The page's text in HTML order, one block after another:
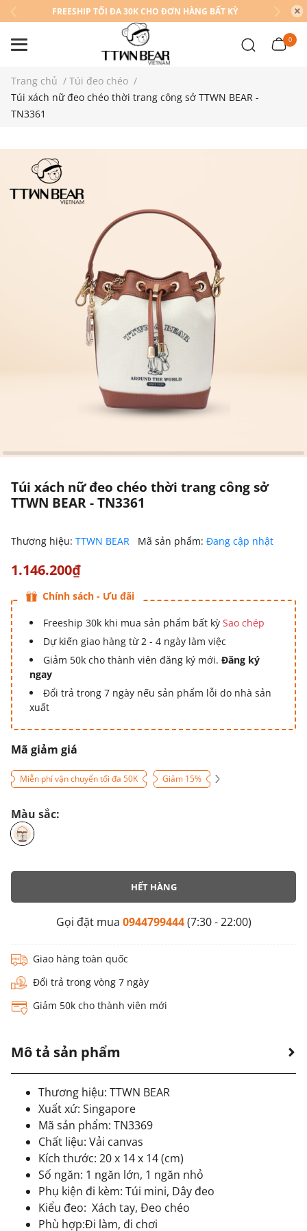
FREESHIP TỐI ĐA 30K CHO ĐƠN HÀNG BẤT KỲ
0
Trang chủ / Túi đeo chéo /
Túi xách nữ đeo chéo thời trang công sở TTWN BEAR -
TN3361
Túi xách nữ đeo chéo thời trang công sở
TTWN BEAR - TN3361
Thương hiệu: TTWN BEAR Mã sản phẩm: Đang cập nhật
1.146.200₫
Chính sách - Ưu đãi
Freeship 30k khi mua sản phẩm bất kỳ Sao chép
Dự kiến giao hàng từ 2 - 4 ngày làm việc
Giảm 50k cho thành viên đăng ký mới. Đăng ký
ngay
Đổi trả trong 7 ngày nếu sản phẩm lỗi do nhà sản
xuất
Mã giảm giá
Miễn phí vận chuyển tối đa 50K Giảm 15%
Màu sắc:
HẾT HÀNG
Gọi đặt mua 0944799444(7:30 - 22:00)
Giao hàng toàn quốc
Đổi trả trong vòng 7 ngày
Giảm 50k cho thành viên mới
Mô tả sản phẩm
Thương hiệu: TTWN BEAR
Xuất xứ: Singapore
Mã sản phẩm: TN3369
Chất liệu: Vải canvas
Kích thước: 20 x 14 x 14 (cm)
Số ngăn: 1 ngăn lớn, 1 ngăn nhỏ
Phụ kiện đi kèm: Túi mini, Dây đeo
Kiểu đeo: Xách tay, Đeo chéo
Phù hợp:Đi làm, đi chơi